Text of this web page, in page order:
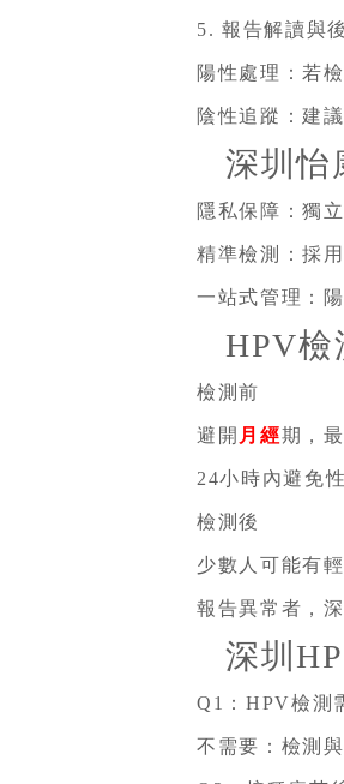
5. 報告解讀與
陽性處理：若
陰性追蹤：建
深圳怡
隱私保障：獨
精準檢測：採
一站式管理：
HPV檢
檢測前
避開 月經期，
24小時內避免
檢測後
少數人可能有
報告異常者，
深圳
Q1：HPV檢測
不需要：檢測